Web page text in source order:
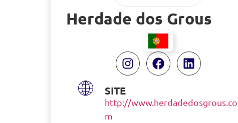
Herdade dos Grous
SITE
http://www.herdadedosgrous.co
m